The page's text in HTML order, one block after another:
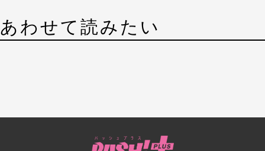
あわせて読みたい